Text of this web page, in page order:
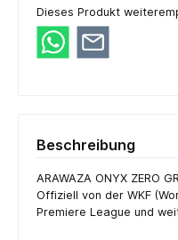
Dieses Produkt
Beschreibung
ARAWAZA ONYX ZERO
Offiziell von der WKF
Premiere League und